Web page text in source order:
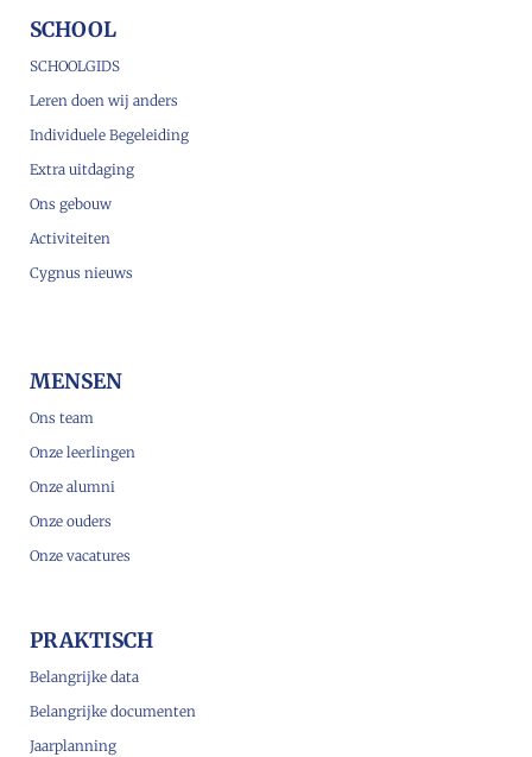
SCHOOL
SCHOOLGIDS
Leren doen wij anders
Individuele Begeleiding
Extra uitdaging
Ons gebouw
Activiteiten
Cygnus nieuws
MENSEN
Ons team
Onze leerlingen
Onze alumni
Onze ouders
Onze vacatures
PRAKTISCH
Belangrijke data
Belangrijke documenten
Jaarplanning